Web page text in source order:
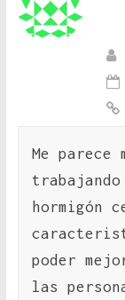
Me parece
hormigón
poder
las